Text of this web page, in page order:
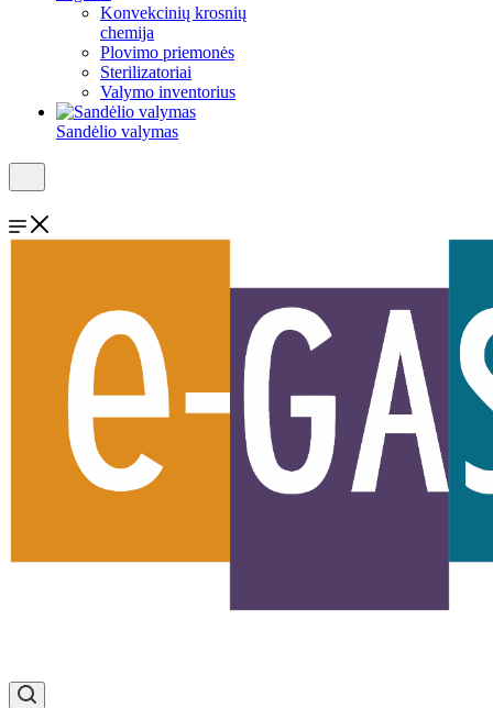
Konvekcinių krosnių
chemija
Plovimo priemonės
Sterilizatoriai
Valymo inventorius
Sandėlio valymas